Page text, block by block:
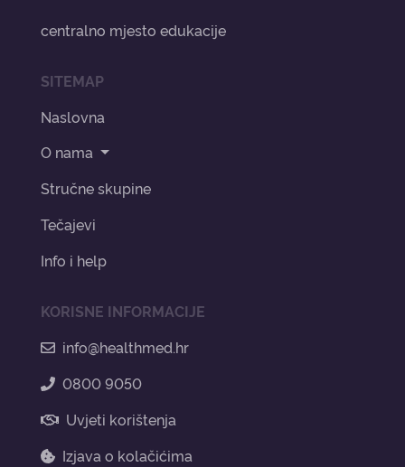
centralno mjesto edukacije
SITEMAP
Naslovna
O nama
Stručne skupine
Tečajevi
Info i help
KORISNE INFORMACIJE
info@healthmed.hr
0800 9050
Uvjeti korištenja
Izjava o kolačićima